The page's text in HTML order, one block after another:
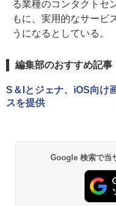
る業種のコンタクトセ
もに、実用的なサービ
うになるとしている。
編集部のおすすめ記事
S＆Iとジェナ、iOS向け
スを提供
Google 検索で当